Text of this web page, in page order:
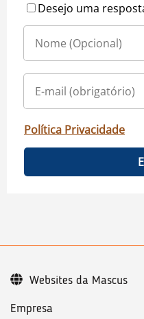
Desejo uma
Política Privacidade
Empresa
Websites da Mascus